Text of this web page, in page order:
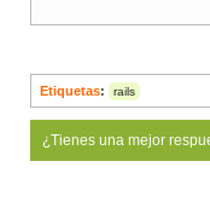
Etiquetas: rails
¿Tienes una mejor